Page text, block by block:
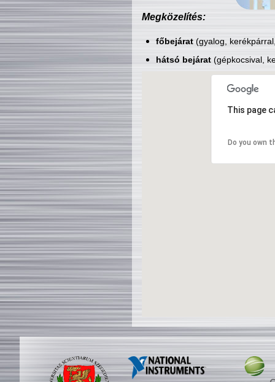
Megközelítés:
főbejárat(gyalog,
hátsó bejárat(gépkocsival,
This page
Do you own